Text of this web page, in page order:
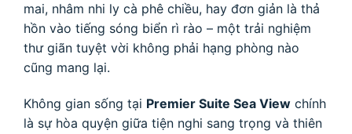
mai, nhâm nhi ly cà phê chiều, hay đơn giản là thả
hồn vào tiếng sóng biển rì rào – một trải nghiệm
thư giãn tuyệt vời không phải hạng phòng nào
cũng mang lại.
Không gian sống tại Premier Suite Sea View chính
là sự hòa quyện giữa tiện nghi sang trọng và thiên